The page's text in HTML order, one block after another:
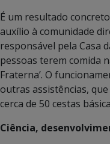
É um resultado
auxílio à comunidade
responsável pela Casa
pessoas terem comida
Fraterna’. O
outras assistências,
cerca de 50 cestas
Ciência,